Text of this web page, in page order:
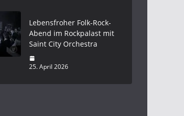
Lebensfroher Folk-Rock-
Abend im Rockpalast mit
Saint City Orchestra
25. April 2026